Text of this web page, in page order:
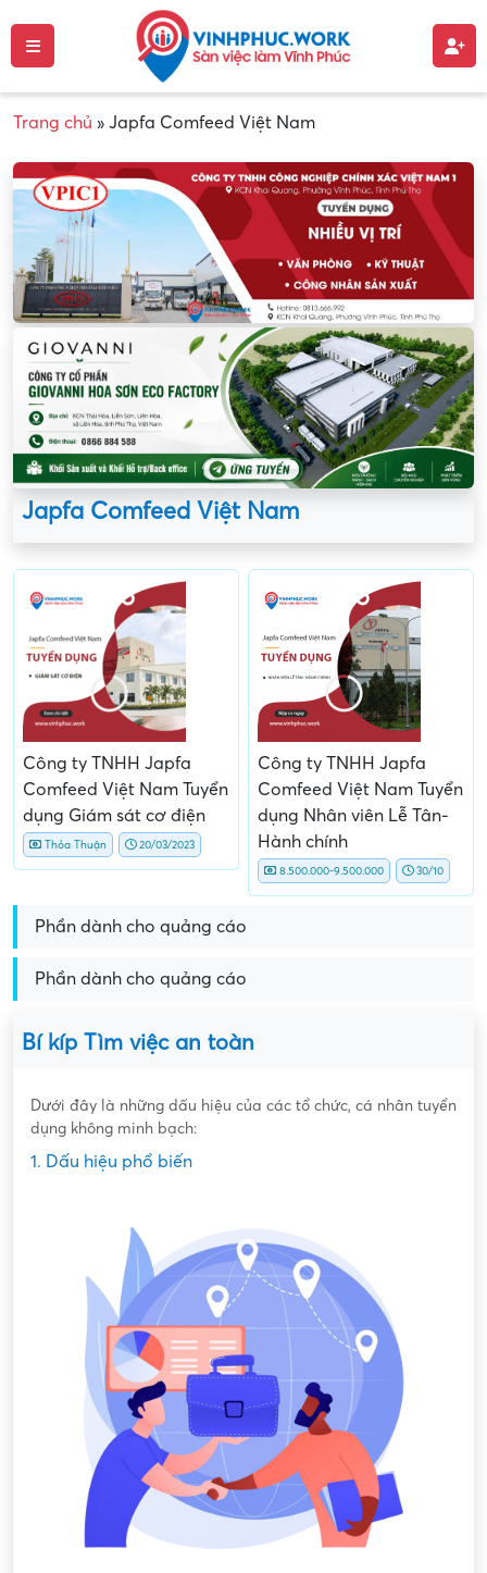
Trang chủ » Japfa Comfeed Việt Nam
Japfa Comfeed Việt Nam
Công ty TNHH Japfa
Comfeed Việt Nam Tuyển
dụng Giám sát cơ điện
Thỏa Thuận 20/03/2023
Công ty TNHH Japfa
Comfeed Việt Nam Tuyển
dụng Nhân viên Lễ Tân-
Hành chính
8.500.000-9.500.000 30/10
Phần dành cho quảng cáo
Phần dành cho quảng cáo
Bí kíp Tìm việc an toàn
Dưới đây là những dấu hiệu của các tổ chức, cá nhân tuyển
dụng không minh bạch:
1. Dấu hiệu phổ biến